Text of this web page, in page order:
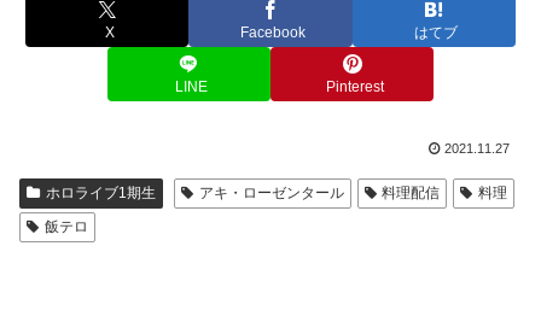
X Facebook はてブ
LINE Pinterest
2021.11.27
ホロライブ1期生 アキ・ローゼンタール 料理配信
料理
飯テロ